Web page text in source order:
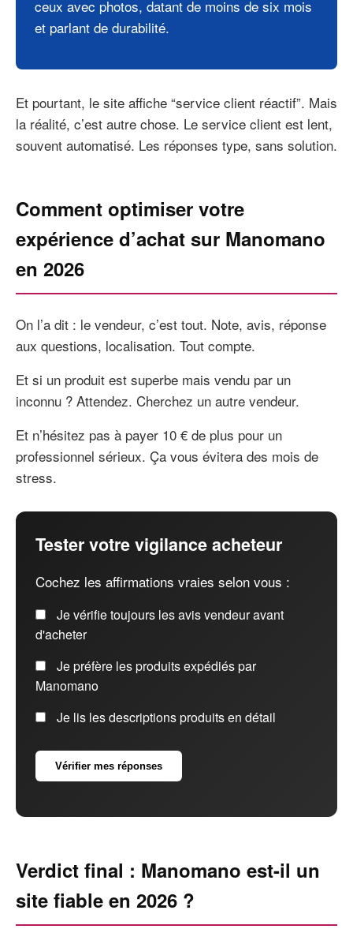
ceux avec photos, datant de moins de six mois
et parlant de durabilité.
Et pourtant, le site affiche “service client réactif”. Mais
la réalité, c’est autre chose. Le service client est lent,
souvent automatisé. Les réponses type, sans solution.
Comment optimiser votre
expérience d’achat sur Manomano
en 2026
On l’a dit : le vendeur, c’est tout. Note, avis, réponse
aux questions, localisation. Tout compte.
Et si un produit est superbe mais vendu par un
inconnu ? Attendez. Cherchez un autre vendeur.
Et n’hésitez pas à payer 10 € de plus pour un
professionnel sérieux. Ça vous évitera des mois de
stress.
Tester votre vigilance acheteur
Cochez les affirmations vraies selon vous :
Je vérifie toujours les avis vendeur avant
d'acheter
Je préfère les produits expédiés par
Manomano
Je lis les descriptions produits en détail
Vérifier mes réponses
Verdict final : Manomano est-il un
site fiable en 2026 ?